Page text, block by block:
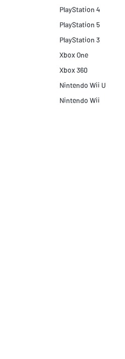
PlayStation 4
PlayStation 5
PlayStation 3
Xbox One
Xbox 360
Nintendo Wii U
Nintendo Wii